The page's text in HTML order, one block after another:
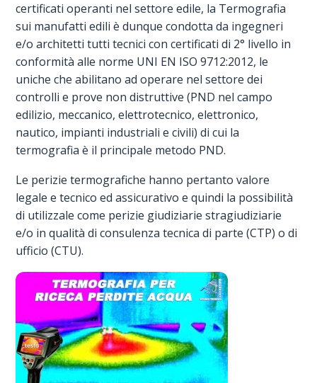
certificati operanti nel settore edile, la Termografia
sui manufatti edili è dunque condotta da ingegneri
e/o architetti tutti tecnici con certificati di 2° livello in
conformità alle norme UNI EN ISO 9712:2012, le
uniche che abilitano ad operare nel settore dei
controlli e prove non distruttive (PND nel campo
edilizio, meccanico, elettrotecnico, elettronico,
nautico, impianti industriali e civili) di cui la
termografia è il principale metodo PND.
Le perizie termografiche hanno pertanto valore
legale e tecnico ed assicurativo e quindi la possibilità
di utilizzale come perizie giudiziarie stragiudiziarie
e/o in qualità di consulenza tecnica di parte (CTP) o di
ufficio (CTU).